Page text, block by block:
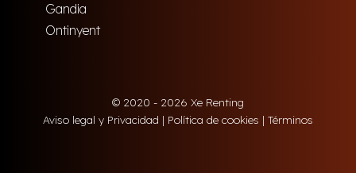
Gandia
Ontinyent
© 2020 - 2026 Xe Renting
Aviso legal y Privacidad | Política de cookies | Términos